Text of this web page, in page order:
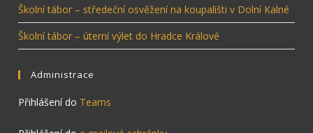
Školní tábor – středeční osvěžení na koupališti v Dolní Kalné
Školní tábor – úterní výlet do Hradce Králové
Administrace
Přihlášení do Teams